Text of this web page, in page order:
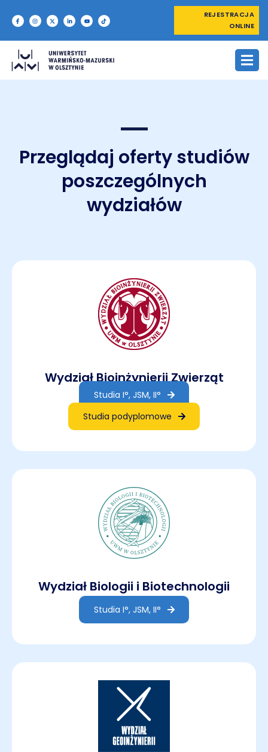
REJESTRACJA
ONLINE
Przeglądaj oferty studiów
poszczególnych
wydziałów
Wydział Bioinżynierii Zwierząt
Studia I°, JSM, II°
Studia podyplomowe
Wydział Biologii i Biotechnologii
Studia I°, JSM, II°